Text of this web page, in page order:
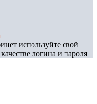
используйте свой
логина и пароля